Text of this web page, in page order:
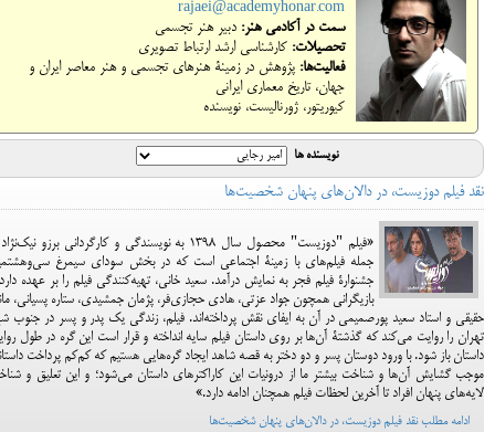
rajaei@academyhonar.com
سمت در آکادمی هنر: دبیر هنر تجسمی
تحصیلات: کارشناسی ارشد ارتباط تصویری
فعالیت‌ها: پژوهش در زمینۀ هنرهای تجسمی و هنر معاصر ایران و
جهان، تاریخ معماری ایرانی
کیوریتور، ژورنالیست، نویسنده
نویسنده ها
نقد فیلم دوزیست، در دالان‌های پنهان شخصیت‌ها
«فیلم "دوزیست" محصول سال ۱۳۹۸ به نویسندگی و کارگردانی برزو
جمله فیلم‌های با زمینۀ اجتماعی است که در بخش سودای سیمرغ
جشنوارۀ فیلم فجر به نمایش درآمد. سعید خانی، تهیه‌کنندگی فیلم را بر عهده
بازیگرانی همچون جواد عزتی، هادی حجازی‌فر، پژمان جمشیدی، ستاره پسیانی،
حقیقی و استاد سعید پورصمیمی در آن به ایفای نقش پرداخته‌اند. فیلم، زندگی یک پدر و پسر در جنوب
تهران را روایت می‌کند که گذشتۀ آن‌ها بر روی داستان فیلم سایه انداخته و قرار است این گره در طول
داستان باز شود. با ورود دوستان پسر و دو دختر به قصه شاهد ایجاد گره‌هایی هستیم که کم‌کم پرداخت
موجب گشایش آن‌ها و شناخت بیشتر ما از درونیات این کاراکترهای داستان می‌شود؛ و این تعلیق و
لایه‌های پنهان افراد تا آخرین لحظات فیلم همچنان ادامه دارد.»
ادامه مطلب نقد فیلم دوزیست، در دالان‌های پنهان شخصیت‌ها